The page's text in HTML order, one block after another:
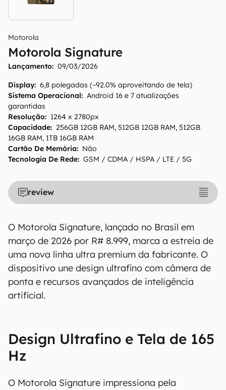
Motorola
Motorola Signature
Lançamento: 09/03/2026
Display: 6,8 polegadas (~92.0% aproveitando de tela)
Sistema Operacional: Android 16 e 7 atualizações
garantidas
Resolução: 1264 x 2780px
Capacidade: 256GB 12GB RAM, 512GB 12GB RAM, 512GB
16GB RAM, 1TB 16GB RAM
Cartão De Memória: Não
Tecnologia De Rede: GSM / CDMA / HSPA / LTE / 5G
review
O Motorola Signature, lançado no Brasil em
março de 2026 por R# 8.999, marca a estreia de
uma nova linha ultra premium da fabricante. O
dispositivo une design ultrafino com câmera de
ponta e recursos avançados de inteligência
artificial.
Design Ultrafino e Tela de 165
Hz
O Motorola Signature impressiona pela